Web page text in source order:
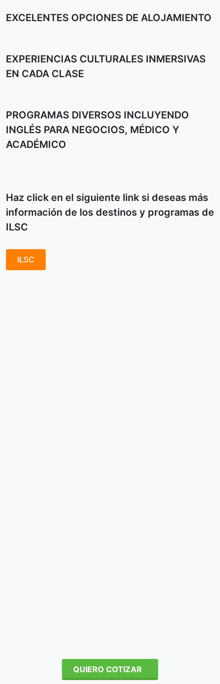
EXCELENTES OPCIONES DE ALOJAMIENTO
EXPERIENCIAS CULTURALES INMERSIVAS
EN CADA CLASE
PROGRAMAS DIVERSOS INCLUYENDO
INGLÉS PARA NEGOCIOS, MÉDICO Y
ACADÉMICO
Haz click en el siguiente link si deseas más
información de los destinos y programas de
ILSC
ILSC
QUIERO COTIZAR